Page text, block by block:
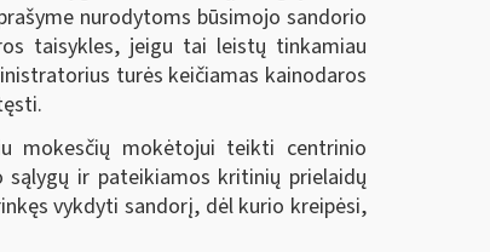
nurodytoms būsimojo sandorio
taisykles, jeigu tai leistų tinkamiau
turės keičiamas kainodaros
mokesčių mokėtojui teikti centrinio
ir pateikiamos kritinių prielaidų
vykdyti sandorį, dėl kurio kreipėsi,